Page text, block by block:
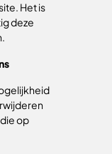
Het is
deze
op